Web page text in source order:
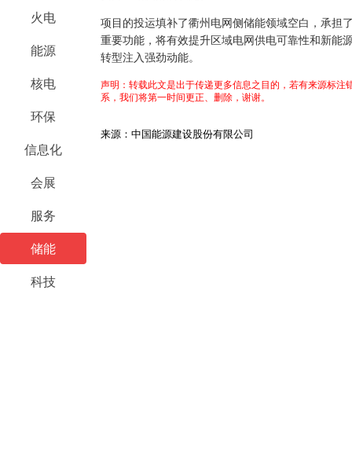
火电
能源
核电
环保
信息化
会展
服务
储能
科技
项目的投运填补了衢州电网侧储能领域空白，承担
重要功能，将有效提升区域电网供电可靠性和新能
转型注入强劲动能。
声明：转载此文是出于传递更多信息之目的，若有来源标
系，我们将第一时间更正、删除，谢谢。
来源：中国能源建设股份有限公司